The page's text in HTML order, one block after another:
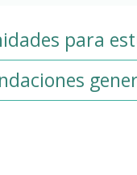
para